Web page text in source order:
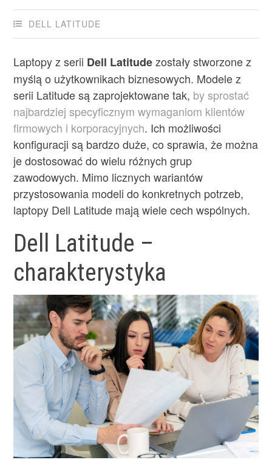
DELL LATITUDE
Laptopy z serii Dell Latitudezostały stworzone z
myślą o użytkownikach biznesowych. Modele z
serii Latitude są zaprojektowane tak, by sprostać
najbardziej specyficznym wymaganiom klientów
firmowych i korporacyjnych. Ich możliwości
konfiguracji są bardzo duże, co sprawia, że można
je dostosować do wielu różnych grup
zawodowych. Mimo licznych wariantów
przystosowania modeli do konkretnych potrzeb,
laptopy Dell Latitude mają wiele cech wspólnych.
Dell Latitude –
charakterystyka